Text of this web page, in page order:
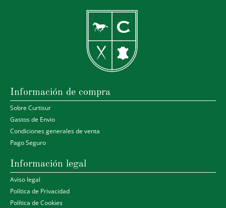
Información de compra
Sobre Curtisur
Gastos de Envio
Condiciones generales de venta
Pago Seguro
Información legal
Aviso legal
Política de Privacidad
Política de Cookies